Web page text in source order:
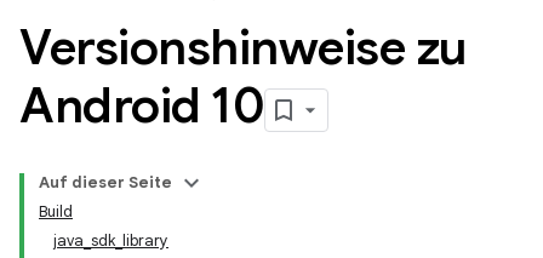
Versionshinweise zu
Android 10
Auf dieser Seite
Build
java_sdk_library